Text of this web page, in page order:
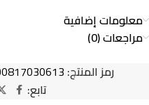
معلومات إضافية
مراجعات (0)
رمز المنتج:
تابع: